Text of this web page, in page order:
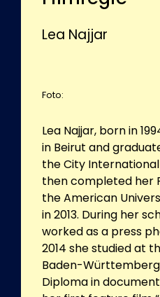
Lea Najjar
Foto:
Lea Najjar, born in
in Beirut and
the City International
then completed her
the American
in 2013. During her
worked as a press
2014 she studied at
Baden-
Diploma in